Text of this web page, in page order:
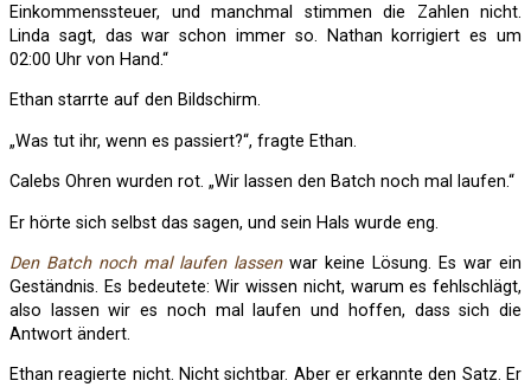
Einkommenssteuer, und manchmal stimmen die Zahlen nicht.
Linda sagt, das war schon immer so. Nathan korrigiert es um
02:00 Uhr von Hand.“
Ethan starrte auf den Bildschirm.
„Was tut ihr, wenn es passiert?“, fragte Ethan.
Calebs Ohren wurden rot. „Wir lassen den Batch noch mal laufen.“
Er hörte sich selbst das sagen, und sein Hals wurde eng.
Den Batch noch mal laufen lassenwar keine Lösung. Es war ein
Geständnis. Es bedeutete: Wir wissen nicht, warum es fehlschlägt,
also lassen wir es noch mal laufen und hoffen, dass sich die
Antwort ändert.
Ethan reagierte nicht. Nicht sichtbar. Aber er erkannte den Satz. Er